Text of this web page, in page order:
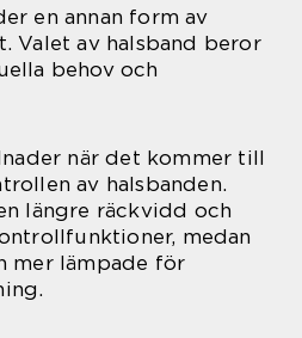
en annan form av
Valet av halsband beror
behov och
när det kommer till
av halsbanden.
längre räckvidd och
medan
mer lämpade för